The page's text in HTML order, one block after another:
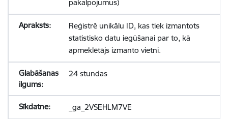
pakalpojumus)
Reģistrē unikālu ID, kas tiek izmantots
statistisko datu iegūšanai par to, kā
apmeklētājs izmanto vietni.
24 stundas
_ga_2VSEHLM7VE